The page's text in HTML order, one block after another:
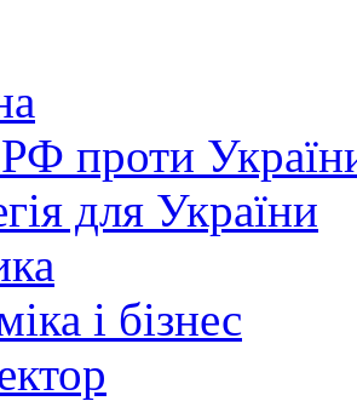
проти
для України
і бізнес